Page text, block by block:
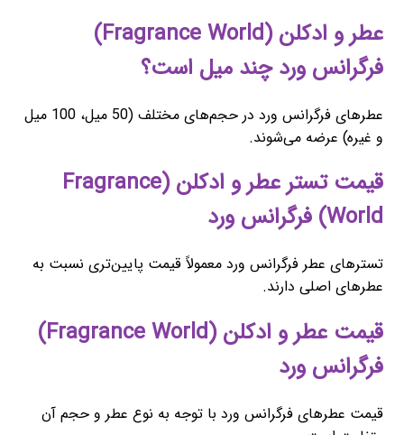
عطر و ادکلن (Fragrance World)
فرگرانس ورد چند میل است؟
عطرهای فرگرانس ورد در حجم‌های مختلف (50 میل، 100 میل
و غیره) عرضه می‌شوند.
قیمت تستر عطر و ادکلن (Fragrance
World) فرگرانس ورد
تسترهای عطر فرگرانس ورد معمولاً قیمت پایین‌تری نسبت به
عطرهای اصلی دارند.
قیمت عطر و ادکلن (Fragrance World)
فرگرانس ورد
قیمت عطرهای فرگرانس ورد با توجه به نوع عطر و حجم آن